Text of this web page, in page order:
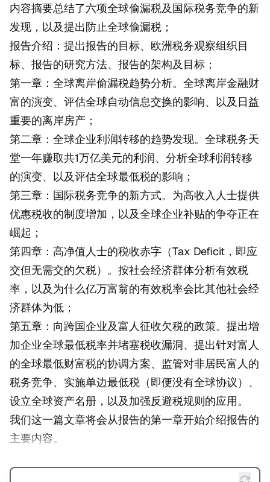
内容摘要总结了六项全球偷漏税及国际税务竞争的新
发现，以及提出防止全球偷漏税；
报告介绍：提出报告的目标、欧洲税务观察组织目
标、报告的研究方法、报告的架构及目标；
第一章：全球离岸偷漏税趋势分析。全球离岸金融财
富的演变、评估全球自动信息交换的影响、以及日益
重要的离岸房产；
第二章：全球企业利润转移的趋势发现。全球税务天
堂一年赚取共1万亿美元的利润、分析全球利润转移
的演变、以及评估全球最低税的影响；
第三章：国际税务竞争的新方式。为高收入人士提供
优惠税收的制度增加，以及全球企业补贴的争夺正在
崛起；
第四章：高净值人士的税收赤字（Tax Deficit，即应
交但无需交的欠税）。按社会经济群体分析有效税
率，以及为什么亿万富翁的有效税率会比其他社会经
济群体为低；
第五章：向跨国企业及富人征收欠税的政策。提出增
加企业全球最低税率并堵塞税收漏洞、提出针对富人
的全球最低财富税的协调方案、监管对非居民富人的
税务竞争、实施单边最低税（即便没有全球协议）、
设立全球资产名册，以及加强反避税规则的应用。
我们这一篇文章将会从报告的第一章开始介绍报告的
主要内容。